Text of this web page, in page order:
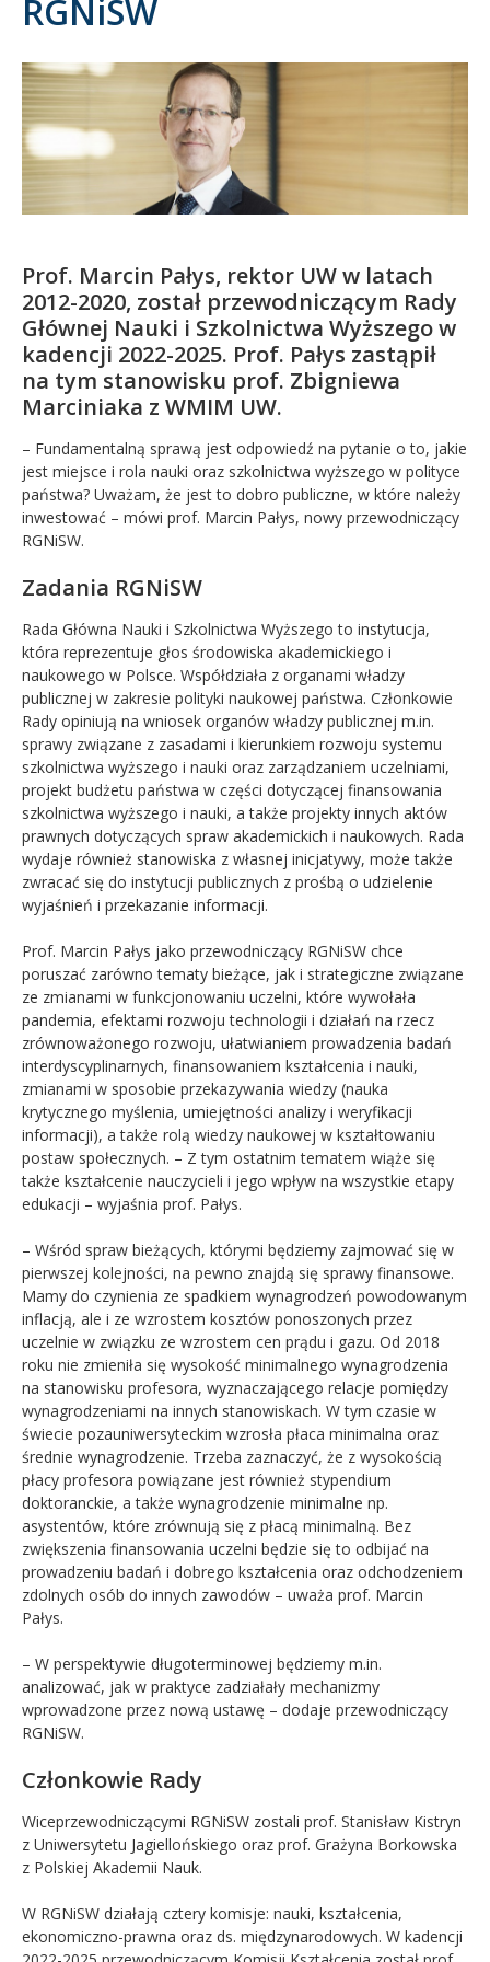
Absolwent
RGNiSW
Prof. Marcin Pałys, rektor UW w latach
2012-2020, został przewodniczącym Rady
Głównej Nauki i Szkolnictwa Wyższego w
kadencji 2022-2025. Prof. Pałys zastąpił
na tym stanowisku prof. Zbigniewa
Marciniaka z WMIM UW.
– Fundamentalną sprawą jest odpowiedź na pytanie o to, jakie
jest miejsce i rola nauki oraz szkolnictwa wyższego w polityce
państwa? Uważam, że jest to dobro publiczne, w które należy
inwestować – mówi prof. Marcin Pałys, nowy przewodniczący
RGNiSW.
Zadania RGNiSW
Rada Główna Nauki i Szkolnictwa Wyższego to instytucja,
która reprezentuje głos środowiska akademickiego i
naukowego w Polsce. Współdziała z organami władzy
publicznej w zakresie polityki naukowej państwa. Członkowie
Rady opiniują na wniosek organów władzy publicznej m.in.
sprawy związane z zasadami i kierunkiem rozwoju systemu
szkolnictwa wyższego i nauki oraz zarządzaniem uczelniami,
projekt budżetu państwa w części dotyczącej finansowania
szkolnictwa wyższego i nauki, a także projekty innych aktów
prawnych dotyczących spraw akademickich i naukowych. Rada
wydaje również stanowiska z własnej inicjatywy, może także
zwracać się do instytucji publicznych z prośbą o udzielenie
wyjaśnień i przekazanie informacji.
Prof. Marcin Pałys jako przewodniczący RGNiSW chce
poruszać zarówno tematy bieżące, jak i strategiczne związane
ze zmianami w funkcjonowaniu uczelni, które wywołała
pandemia, efektami rozwoju technologii i działań na rzecz
zrównoważonego rozwoju, ułatwianiem prowadzenia badań
interdyscyplinarnych, finansowaniem kształcenia i nauki,
zmianami w sposobie przekazywania wiedzy (nauka
krytycznego myślenia, umiejętności analizy i weryfikacji
informacji), a także rolą wiedzy naukowej w kształtowaniu
postaw społecznych. – Z tym ostatnim tematem wiąże się
także kształcenie nauczycieli i jego wpływ na wszystkie etapy
edukacji – wyjaśnia prof. Pałys.
– Wśród spraw bieżących, którymi będziemy zajmować się w
pierwszej kolejności, na pewno znajdą się sprawy finansowe.
Mamy do czynienia ze spadkiem wynagrodzeń powodowanym
inflacją, ale i ze wzrostem kosztów ponoszonych przez
uczelnie w związku ze wzrostem cen prądu i gazu. Od 2018
roku nie zmieniła się wysokość minimalnego wynagrodzenia
na stanowisku profesora, wyznaczającego relacje pomiędzy
wynagrodzeniami na innych stanowiskach. W tym czasie w
świecie pozauniwersyteckim wzrosła płaca minimalna oraz
średnie wynagrodzenie. Trzeba zaznaczyć, że z wysokością
płacy profesora powiązane jest również stypendium
doktoranckie, a także wynagrodzenie minimalne np.
asystentów, które zrównują się z płacą minimalną. Bez
zwiększenia finansowania uczelni będzie się to odbijać na
prowadzeniu badań i dobrego kształcenia oraz odchodzeniem
zdolnych osób do innych zawodów – uważa prof. Marcin
Pałys.
– W perspektywie długoterminowej będziemy m.in.
analizować, jak w praktyce zadziałały mechanizmy
wprowadzone przez nową ustawę – dodaje przewodniczący
RGNiSW.
Członkowie Rady
Wiceprzewodniczącymi RGNiSW zostali prof. Stanisław Kistryn
z Uniwersytetu Jagiellońskiego oraz prof. Grażyna Borkowska
z Polskiej Akademii Nauk.
W RGNiSW działają cztery komisje: nauki, kształcenia,
ekonomiczno-prawna oraz ds. międzynarodowych. W kadencji